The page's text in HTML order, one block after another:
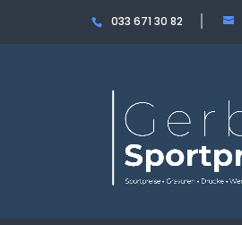
033 671 30 82